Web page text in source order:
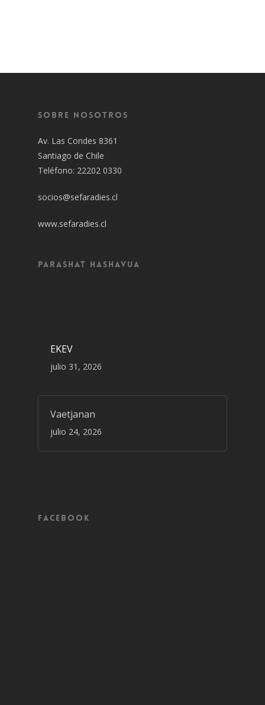
Sobre Nosotros
Av. Las Condes 8361
Santiago de Chile
Teléfono: 22202 0330
socios@sefaradies.cl
www.sefaradies.cl
Parashat Hashavua
EKEV
julio 31, 2026
Vaetjanan
julio 24, 2026
Facebook